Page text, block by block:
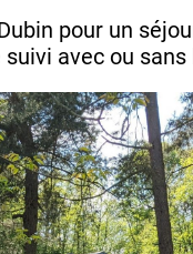
pour un
avec ou